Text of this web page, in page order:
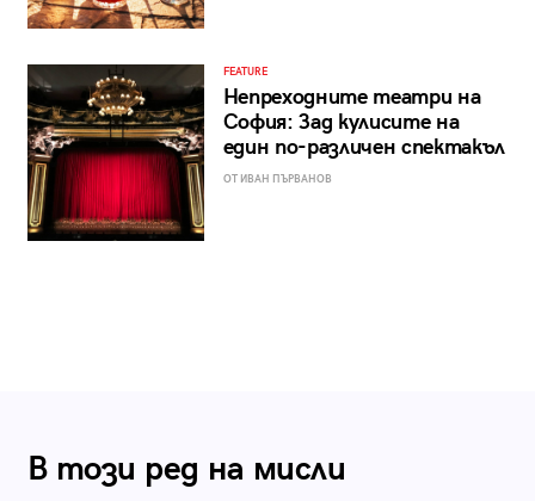
FEATURE
Непреходните театри на
София: Зад кулисите на
един по-различен спектакъл
ОТ ИВАН ПЪРВАНОВ
В този ред на мисли